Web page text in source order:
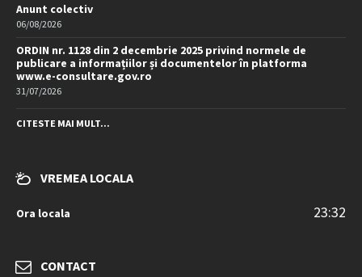
Anunt colectiv
06/08/2026
ORDIN nr. 1128 din 2 decembrie 2025 privind normele de
publicare a informațiilor și documentelor în platforma
www.e-consultare.gov.ro
31/07/2026
CITESTE MAI MULT...
VREMEA LOCALA
Ora locala 23:32
CONTACT